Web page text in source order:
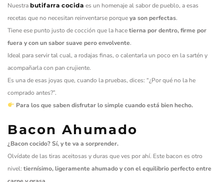
Nuestra butifarra cocida es un homenaje al sabor de pueblo, a esas
recetas que no necesitan reinventarse porqueya son perfectas.
Tiene ese punto justo de cocción que la hacetierna por dentro, firme por
fuera y con un sabor suave pero envolvente.
Ideal para servir tal cual, a rodajas finas, o calentarla un poco en la sartén y
acompañarla con pan crujiente.
Es una de esas joyas que, cuando la pruebas, dices: “¿Por qué no la he
comprado antes?”.
Para los que saben disfrutar lo simple cuando está bien hecho.
Bacon Ahumado
¿Bacon cocido? Sí, y te va a sorprender.
Olvídate de las tiras aceitosas y duras que ves por ahí. Este bacon es otro
nivel: tiernísimo, ligeramente ahumado y con el equilibrio perfecto entre